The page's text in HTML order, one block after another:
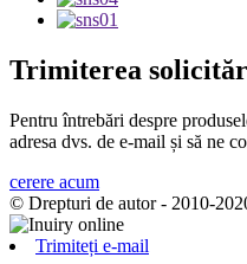
Trimiterea
Pentru întrebări despre
adresa dvs. de e-mail și să ne
cerere acum
© Drepturi de autor - 2010-
Trimiteți e-mail